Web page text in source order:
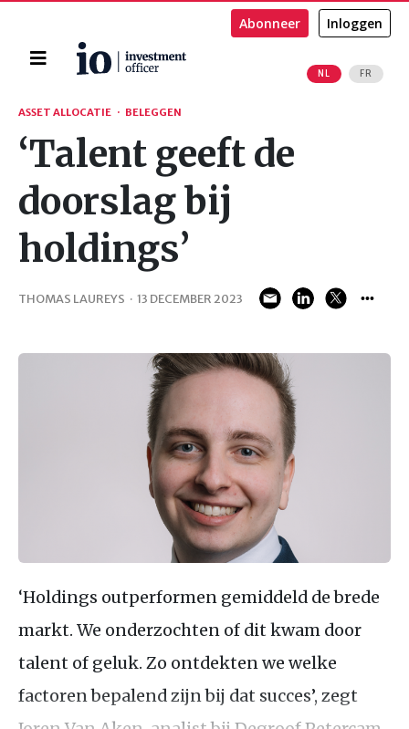
Home
NL FR
Abonneer Inloggen
Zoeken
ASSET ALLOCATIE · BELEGGEN
‘Talent geeft de
doorslag bij
holdings’
THOMAS LAUREYS · 13 DECEMBER 2023
‘Holdings outperformen gemiddeld de brede
markt. We onderzochten of dit kwam door
talent of geluk. Zo ontdekten we welke
factoren bepalend zijn bij dat succes’, zegt